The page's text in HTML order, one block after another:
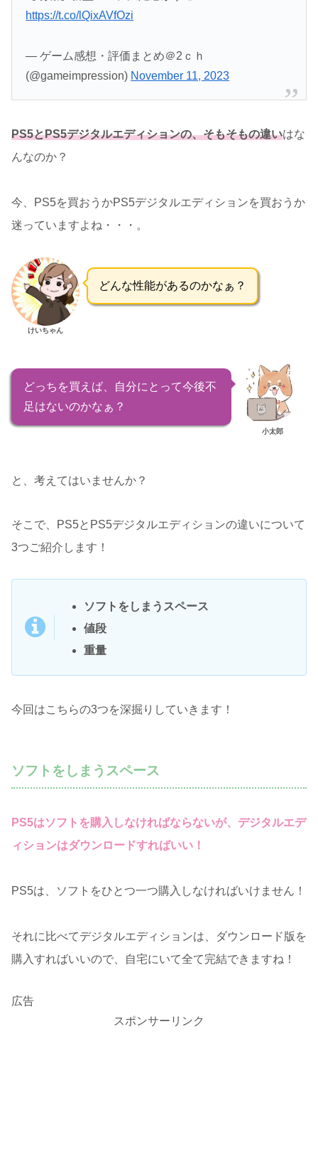
https://t.co/lQixAVfOzi
— ゲーム感想・評価まとめ＠2ｃｈ
(@gameimpression) November 11, 2023
PS5とPS5デジタルエディションの、そもそもの違いはな
んなのか？
今、PS5を買おうかPS5デジタルエディションを買おうか
迷っていますよね・・・。
けいちゃん
どんな性能があるのかなぁ？
どっちを買えば、自分にとって今後不
足はないのかなぁ？
小太郎
と、考えてはいませんか？
そこで、PS5とPS5デジタルエディションの違いについて
3つご紹介します！
ソフトをしまうスペース
値段
重量
今回はこちらの3つを深掘りしていきます！
ソフトをしまうスペース
PS5はソフトを購入しなければならないが、デジタルエデ
ィションはダウンロードすればいい！
PS5は、ソフトをひとつ一つ購入しなければいけません！
それに比べてデジタルエディションは、ダウンロード版を
購入すればいいので、自宅にいて全て完結できますね！
広告
スポンサーリンク